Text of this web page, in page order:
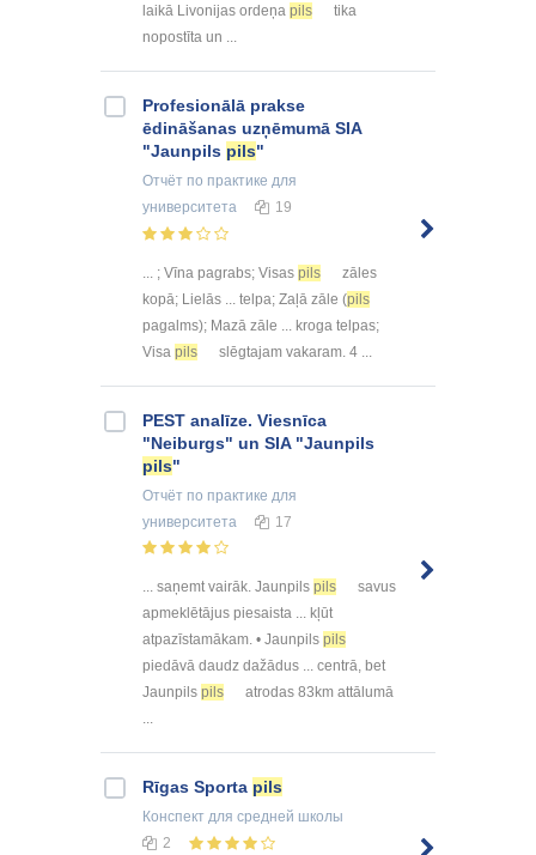
laikā Livonijas ordeņa pils
tika
nopostīta un ...
Profesionālā prakse
ēdināšanas uzņēmumā SIA
"Jaunpils pils"
Отчёт по практике для
университета
19
... ; Vīna pagrabs; Visas pils
zāles
kopā; Lielās ... telpa; Zaļā zāle (pils
pagalms); Mazā zāle ... kroga telpas;
Visa pils slēgtajam vakaram. 4 ...
PEST analīze. Viesnīca
"Neiburgs" un SIA "Jaunpils
pils"
Отчёт по практике для
университета
17
... saņemt vairāk. Jaunpils pils
savus
apmeklētājus piesaista ... kļūt
atpazīstamākam. • Jaunpils pils
piedāvā daudz dažādus ... centrā, bet
Jaunpils pils
atrodas 83km attālumā
...
Rīgas Sporta pils
Конспект для средней школы
2